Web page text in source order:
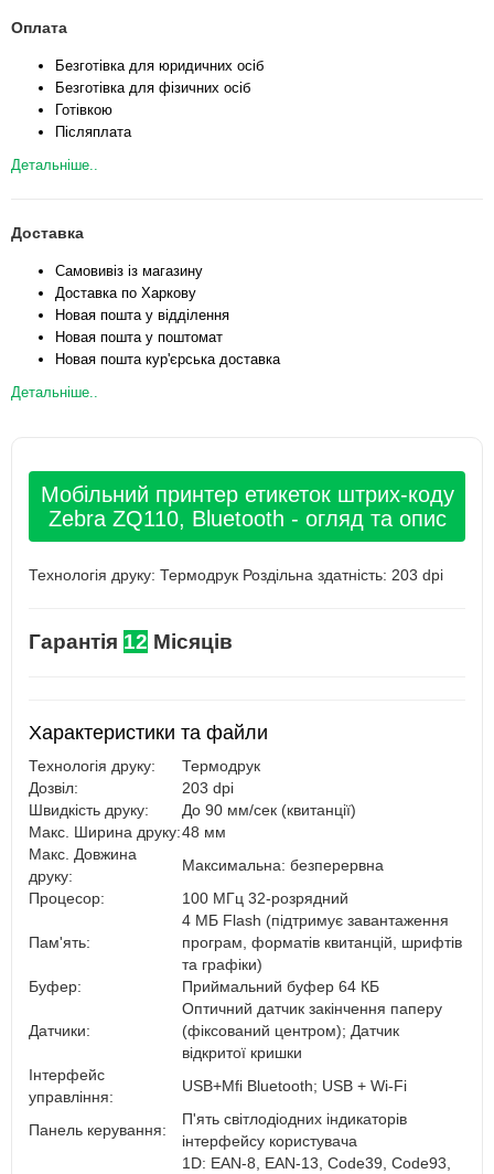
Оплата
Безготівка для юридичних осіб
Безготівка для фізичних осіб
Готівкою
Післяплата
Детальніше..
Доставка
Самовивіз із магазину
Доставка по Харкову
Новая пошта у відділення
Новая пошта у поштомат
Новая пошта кур'єрська доставка
Детальніше..
Мобільний принтер етикеток штрих-коду
Zebra ZQ110, Bluetooth - огляд та опис
Технологія друку: Термодрук Роздільна здатність: 203 dpi
Гарантія 12 Місяців
Характеристики та файли
Технологія друку:
Термодрук
Дозвіл:
203 dpi
Швидкість друку:
До 90 мм/сек (квитанції)
Макс. Ширина друку:48 мм
Макс. Довжина
друку:
Максимальна: безперервна
Процесор:
100 МГц 32-розрядний
Пам'ять:
4 МБ Flash (підтримує завантаження
програм, форматів квитанцій, шрифтів
та графіки)
Буфер:
Приймальний буфер 64 КБ
Датчики:
Оптичний датчик закінчення паперу
(фіксований центром); Датчик
відкритої кришки
Інтерфейс
управління:
USB+Mfi Bluetooth; USB + Wi-Fi
Панель керування:
П'ять світлодіодних індикаторів
інтерфейсу користувача
1D: EAN-8, EAN-13, Code39, Code93,